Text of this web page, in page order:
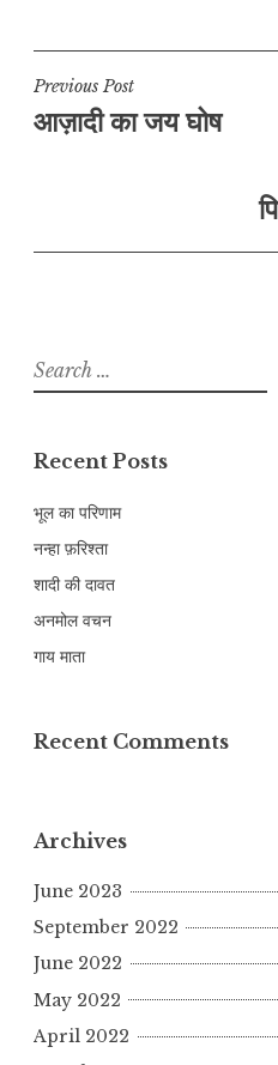
Post
navigation
Previous Post
आज़ादी का जय घोष
Search
for:
Recent Posts
भूल का परिणाम
नन्हा फ़रिश्ता
शादी की दावत
अनमोल वचन
गाय माता
Recent Comments
Archives
June 2023
September 2022
June 2022
May 2022
April 2022